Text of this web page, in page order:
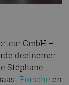
GmbH –
deelnemer
Stéphane
Porsche en